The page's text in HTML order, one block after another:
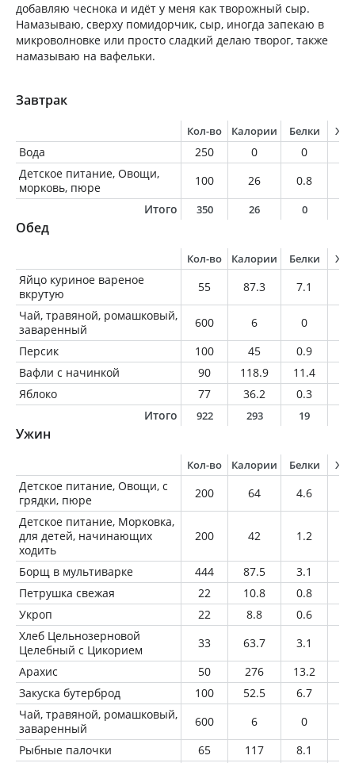
добавляю чеснока и идёт у меня как творожный сыр.
Намазываю, сверху помидорчик, сыр, иногда запекаю в
микроволновке или просто сладкий делаю творог, также
намазываю на вафельки.
Завтрак
Кол-во Калории Белки
Вода 250 0 0
Детское питание, Овощи,
морковь, пюре
100 26 0.8
Итого
350 26 0
Обед
Кол-во Калории Белки
Яйцо куриное вареное
вкрутую
55 87.3 7.1
Чай, травяной, ромашковый,
заваренный
600 6 0
Персик
100 45 0.9
Вафли с начинкой
90 118.9 11.4
Яблоко
77 36.2 0.3
Итого
922 293 19
Ужин
Кол-во Калории Белки
Детское питание, Овощи, с
грядки, пюре
200 64 4.6
Детское питание, Морковка,
для детей, начинающих
ходить
200 42 1.2
Борщ в мультиварке 444 87.5 3.1
Петрушка свежая
22 10.8 0.8
Укроп
22 8.8 0.6
Хлеб Цельнозерновой
Целебный с Цикорием
33 63.7 3.1
Арахис
50 276 13.2
Закуска бутерброд
100 52.5 6.7
Чай, травяной, ромашковый,
заваренный
600 6 0
Рыбные палочки
65 117 8.1